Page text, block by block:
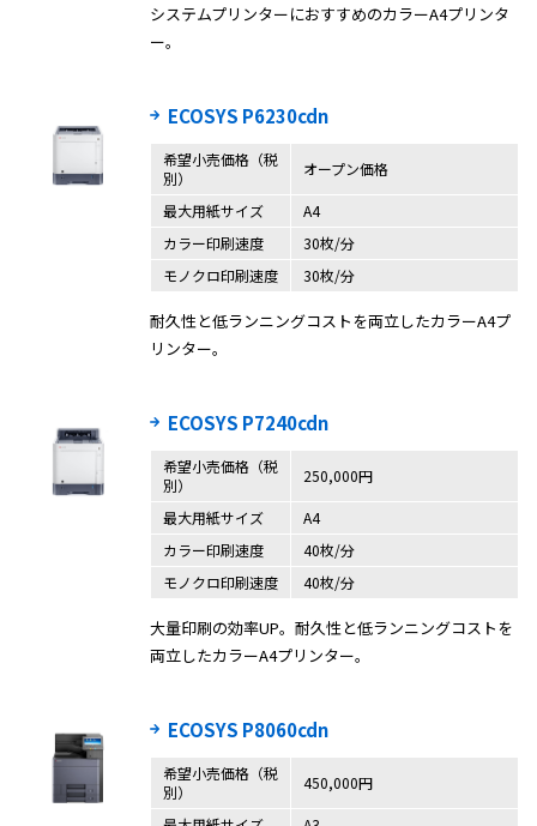
システムプリンターにおすすめのカラーA4プリンタ
ー。
ECOSYS P6230cdn
希望小売価格（税
別）
オープン価格
最大用紙サイズ
A4
カラー印刷速度
30枚/分
モノクロ印刷速度
30枚/分
耐久性と低ランニングコストを両立したカラーA4プ
リンター。
ECOSYS P7240cdn
希望小売価格（税
別）
250,000円
最大用紙サイズ
A4
カラー印刷速度
40枚/分
モノクロ印刷速度
40枚/分
大量印刷の効率UP。耐久性と低ランニングコストを
両立したカラーA4プリンター。
ECOSYS P8060cdn
希望小売価格（税
別）
450,000円